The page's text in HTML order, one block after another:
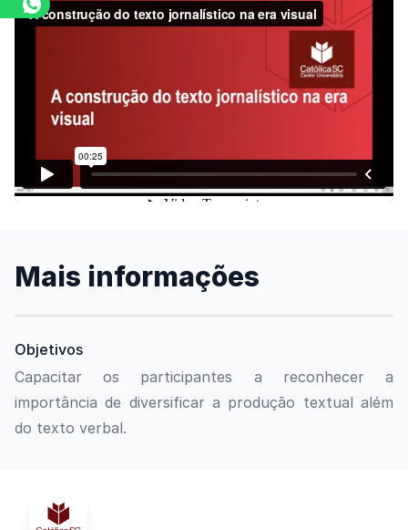
Assista o vídeo
Mais informações
Objetivos
Capacitar os participantes a reconhecer a
importância de diversificar a produção textual além
do texto verbal.